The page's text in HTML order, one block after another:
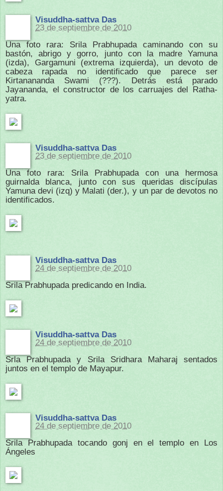
Visuddha-sattva Das
23 de septiembre de 2010
Una foto rara: Srila Prabhupada caminando con su
bastón, abrigo y gorro, junto con la madre Yamuna
(izda), Gargamuni (extrema izquierda), un devoto de
cabeza rapada no identificado que parece ser
Kirtanananda Swami (???). Detrás está parado
Jayananda, el constructor de los carruajes del Ratha-
yatra.
Visuddha-sattva Das
23 de septiembre de 2010
Una foto rara: Srila Prabhupada con una hermosa
guirnalda blanca, junto con sus queridas discípulas
Yamuna devi (izq) y Malati (der.), y un par de devotos no
identificados.
Visuddha-sattva Das
24 de septiembre de 2010
Srila Prabhupada predicando en India.
Visuddha-sattva Das
24 de septiembre de 2010
Srla Prabhupada y Srila Sridhara Maharaj sentados
juntos en el templo de Mayapur.
Visuddha-sattva Das
24 de septiembre de 2010
Srila Prabhupada tocando gonj en el templo en Los
Ángeles